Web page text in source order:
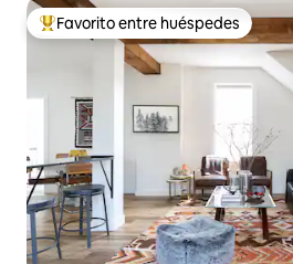
Favorito entre huéspedes preferido
Favorito entre huéspedes